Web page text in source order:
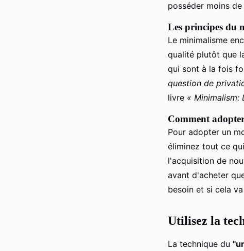
posséder moins
Les principes du
Le minimalisme
qualité plutôt que
qui sont à la fois
question de
livre « Minimalism:
Comment
Pour adopter un
éliminez tout ce
l'acquisition de
avant d'acheter
besoin et si cela
Utilisez la
La technique du